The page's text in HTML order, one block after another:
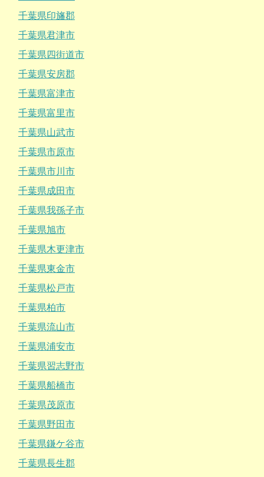
千葉県印旛郡
千葉県君津市
千葉県四街道市
千葉県安房郡
千葉県富津市
千葉県富里市
千葉県山武市
千葉県市原市
千葉県市川市
千葉県成田市
千葉県我孫子市
千葉県旭市
千葉県木更津市
千葉県東金市
千葉県松戸市
千葉県柏市
千葉県流山市
千葉県浦安市
千葉県習志野市
千葉県船橋市
千葉県茂原市
千葉県野田市
千葉県鎌ケ谷市
千葉県長生郡